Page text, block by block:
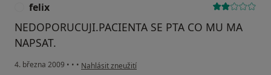
felix
NEDOPORUCUJI.PACIENTA SE PTA CO MU MA
NAPSAT.
4. března 2009 • • • podle názoru uživatele felix
Nahlásit zneužití